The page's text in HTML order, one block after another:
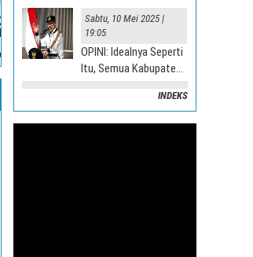
KENDARI — Asosiasi Dosen dan
Tanah
Saya
Dijual
Sabtu, 10 Mei 2025 |
19:05
OPINI: Idealnya Seperti
Itu, Semua Kabupaten
INDEKS